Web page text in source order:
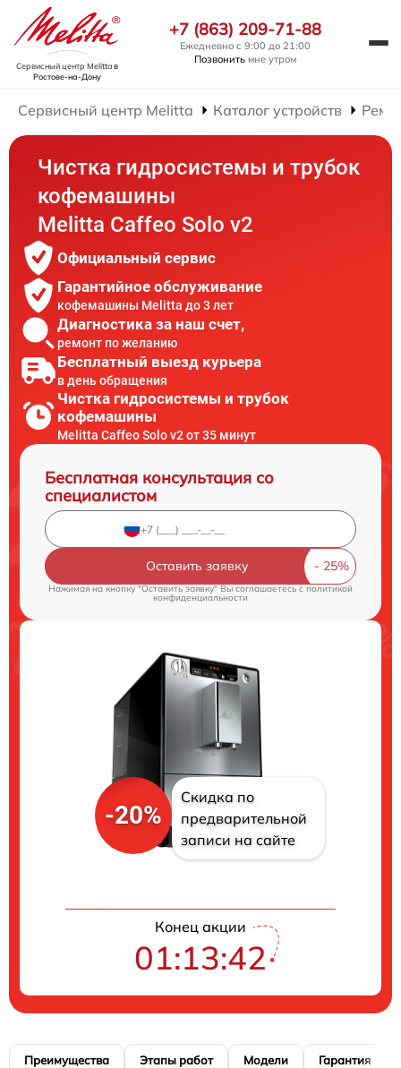
Сервисный центр Melittaв
Ростове-на-Дону
+7 (863) 209-71-88
Ежедневно с 9:00 до 21:00
Позвонить мне утром
Сервисный центр Melitta Каталог устройств
Чистка гидросистемы и трубок
кофемашины
Melitta Caffeo Solo v2
Официальный сервис
Гарантийное обслуживание
кофемашины Melitta до 3 лет
Диагностика за наш счет,
ремонт по желанию
Бесплатный выезд курьера
в день обращения
Чистка гидросистемы и трубок
кофемашины
Melitta Caffeo Solo v2 от 35 минут
Бесплатная консультация со
специалистом
Оставить заявку
Нажимая на кнопку "Оставить заявку" Вы соглашаетесь cполитикой
конфиденциальности
-20%
Скидка по
предварительной
записи на сайте
Конец акции
01:13:41
Преимущества Этапы работ Модели Гарантия